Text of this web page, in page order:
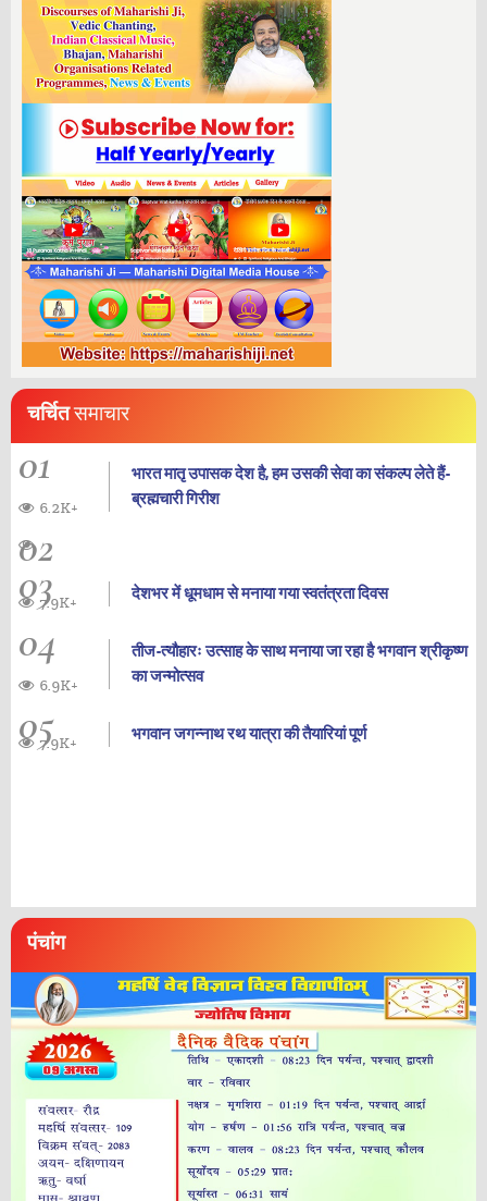
चर्चितसमाचार
01
भारत मातृ उपासक देश है, हम उसकी सेवा का संकल्प लेते हैं-
ब्रह्मचारी गिरीश
6.2K+
02
03 देशभर में धूमधाम से मनाया गया स्वतंत्रता दिवस
7.9K+
04
तीज-त्यौहारः उत्साह के साथ मनाया जा रहा है भगवान श्रीकृष्ण
का जन्‍मोत्‍सव
6.9K+
05 भगवान जगन्नाथ रथ यात्रा की तैयारियां पूर्ण
7.9K+
पंचांग